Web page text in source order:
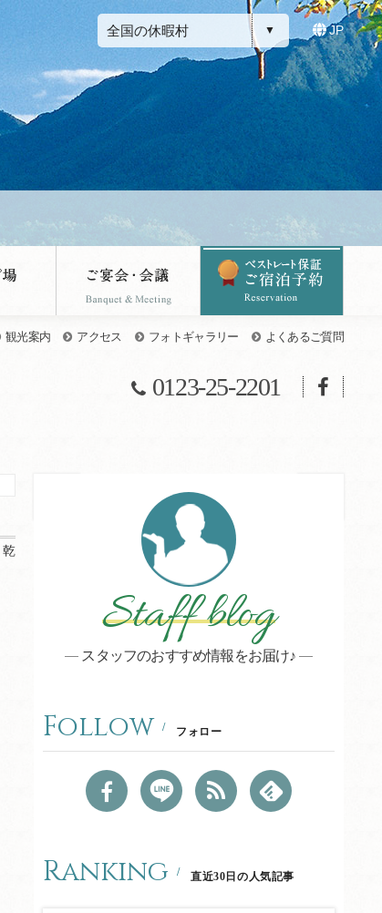
全国の休暇村 JP
観光案内 アクセス フォトギャラリー よくあるご質問
0123-25-2201
乾
Staff blog
スタッフのおすすめ情報をお届け♪
Follow フォロー
Ranking 直近30日の人気記事